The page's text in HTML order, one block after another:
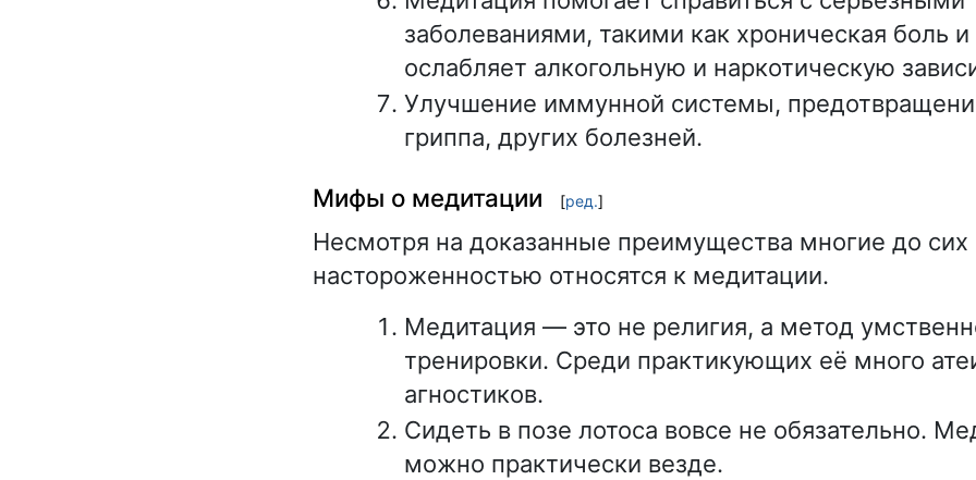
заболеваниями, такими как хроническая боль и
ослабляет алкогольную и наркотическую
Улучшение иммунной системы,
гриппа, других болезней.
Мифы о медитации [ред.]
Несмотря на доказанные преимущества многие до сих
настороженностью относятся к медитации.
Медитация — это не религия, а метод
тренировки. Среди практикующих её много
агностиков.
Сидеть в позе лотоса вовсе не обязательно.
можно практически везде.